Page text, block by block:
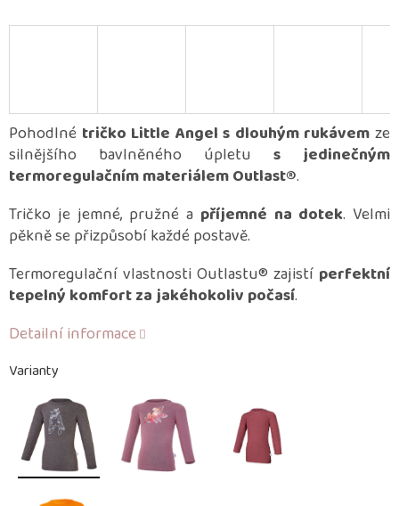
Varianty
Pohodlné tričko Little Angel s dlouhým rukávem ze
silnějšího bavlněného úpletu s jedinečným
termoregulačním materiálem Outlast®.
Tričko je jemné, pružné a příjemné na dotek. Velmi
pěkně se přizpůsobí každé postavě.
Termoregulační vlastnosti Outlastu® zajistí perfektní
tepelný komfort za jakéhokoliv počasí.
Detailní informace